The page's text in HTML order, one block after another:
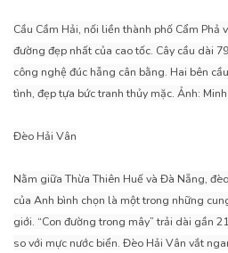
Cầu Cầm Hải, nối liền thành phố Cẩm Phả
đường đẹp nhất của cao tốc. Cây cầu dài
công nghệ đúc hẫng cân bằng. Hai bên
tình, đẹp tựa bức tranh thủy mặc. Ảnh:
Đèo Hải Vân
Nằm giữa Thừa Thiên Huế và Đà Nẵng,
của Anh bình chọn là một trong những
giới. “Con đường trong mây” trải dài gần
so với mực nước biển. Đèo Hải Vân vắt